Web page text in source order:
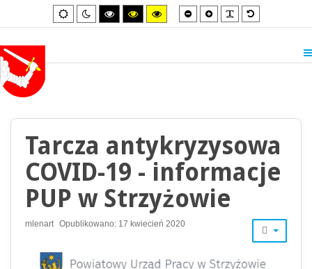
Default
mode
Night
mode
High
contrast
High
contrast
High
contrast
Smaller
font
Larger
font
Default
font
Tarcza antykryzysowa
COVID-19 - informacje
PUP w Strzyżowie
mlenart Opublikowano: 17 kwiecień 2020